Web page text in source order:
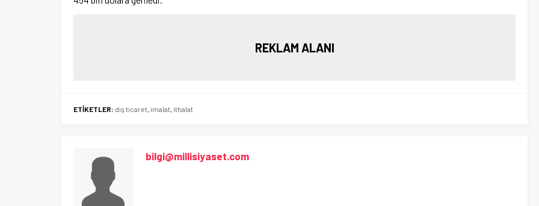
REKLAM ALANI
ETİKETLER: dış ticaret, imalat, ithalat
bilgi@millisiyaset.com